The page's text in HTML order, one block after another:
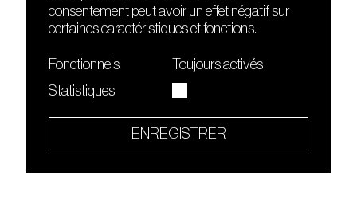
Le Sucre fait partie de
Quartier culturel et créatif
consentement peut avoir un effet négatif sur
certaines caractéristiques et fonctions.
Fonctionnels
Toujours activés
Statistiques
ENREGISTRER